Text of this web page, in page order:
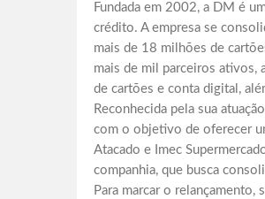
Fundada em 2002, a DM é
crédito. A empresa se
mais de 18 milhões de
mais de mil parceiros ativos,
de cartões e conta digital,
Reconhecida pela sua
com o objetivo de oferecer
Atacado e Imec
companhia, que busca
Para marcar o